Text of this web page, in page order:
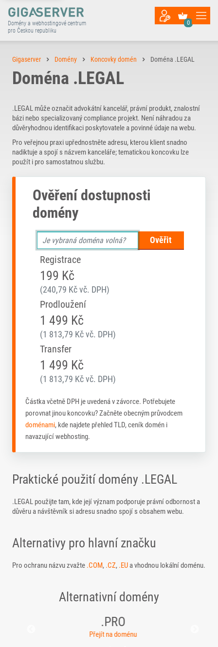
Domény a webhostingové centrum
pro Českou republiku
0
Gigaserver Domény Koncovky domén Doména .LEGAL
Doména .LEGAL
.LEGAL může označit advokátní kancelář, právní produkt, znalostní
bázi nebo specializovaný compliance projekt. Není náhradou za
důvěryhodnou identifikaci poskytovatele a povinné údaje na webu.
Pro veřejnou praxi upřednostněte adresu, kterou klient snadno
nadiktuje a spojí s názvem kanceláře; tematickou koncovku lze
použít i pro samostatnou službu.
Ověření dostupnosti
domény
Ověřit
Registrace
199 Kč
(240,79 Kč vč. DPH)
Prodloužení
1 499 Kč
(1 813,79 Kč vč. DPH)
Transfer
1 499 Kč
(1 813,79 Kč vč. DPH)
Částka včetně DPH je uvedená v závorce. Potřebujete
porovnat jinou koncovku? Začněte obecným průvodcem
doménami, kde najdete přehled TLD, ceník domén i
navazující webhosting.
Praktické použití domény .LEGAL
.LEGAL použijte tam, kde její význam podporuje právní odbornost a
důvěru a návštěvník si adresu snadno spojí s obsahem webu.
Alternativy pro hlavní značku
Pro ochranu názvu zvažte .COM, .CZ, .EU a vhodnou lokální doménu.
Alternativní domény
.PRO
Přejít na doménu